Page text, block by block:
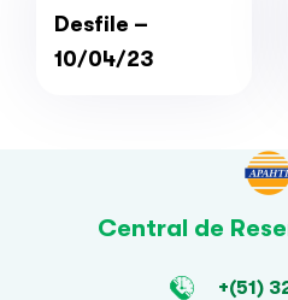
Desfile –
10/04/23
Central de
+(51)